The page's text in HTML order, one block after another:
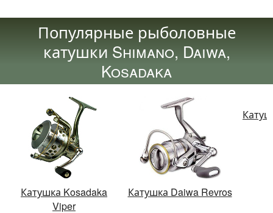
Популярные рыболовные
катушки Shimano, Daiwa,
Kosadaka
Катушка Kosadaka
Viper
Катушка Daiwa Revros